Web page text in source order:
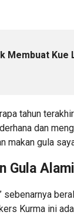
Membuat Kue
tahun
dan
makan gula
Gula Alami
sebenarnya
Kurma ini